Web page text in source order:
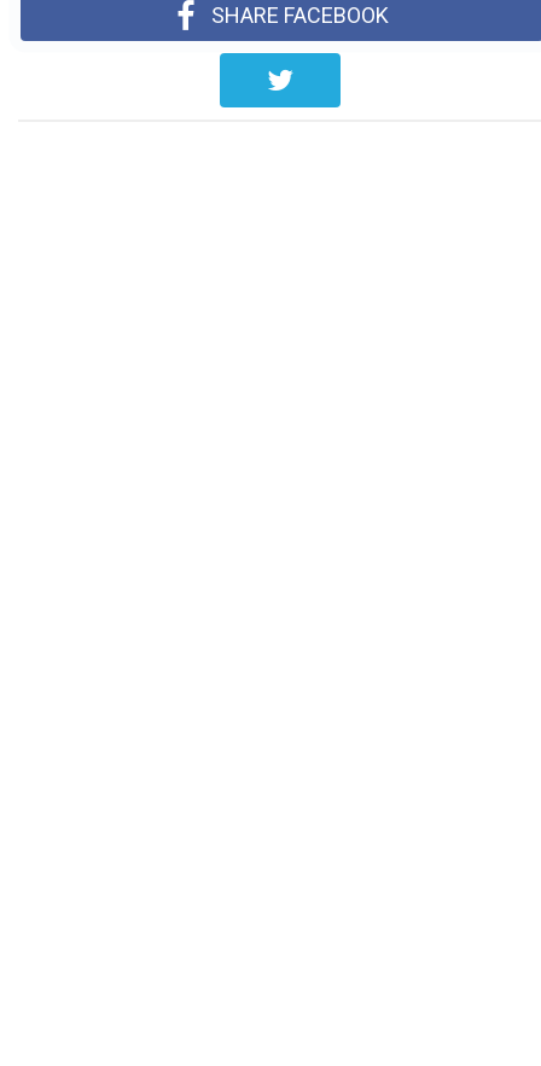
SHARE FACEBOOK